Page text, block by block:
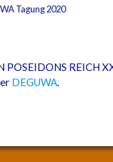
Tagung 2020
POSEIDONS
DEGUWA.